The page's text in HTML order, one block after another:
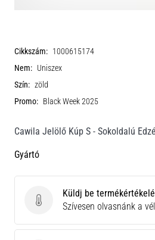
Cikkszám: 1000615174
Nem: Uniszex
Szín: zöld
Promo: Black Week 2025
Cawila Jelölő Kúp S - Sokoldalú
Gyártó
Küldj be termékértékelést
Küldj be
Szívesen olvasnánk a